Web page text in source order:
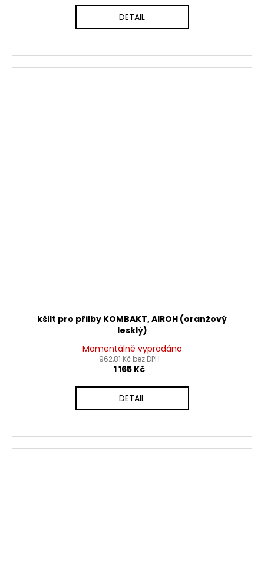
DETAIL
kšilt pro přilby KOMBAKT, AIROH (oranžový
lesklý)
Momentálně vyprodáno
962,81 Kč bez DPH
1 165 Kč
DETAIL